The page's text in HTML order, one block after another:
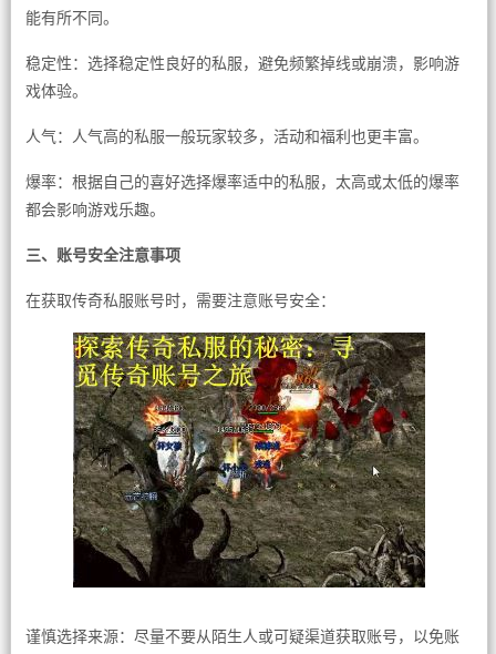
能有所不同。
稳定性：选择稳定性良好的私服，避免频繁掉线或崩溃，影响游
戏体验。
人气：人气高的私服一般玩家较多，活动和福利也更丰富。
爆率：根据自己的喜好选择爆率适中的私服，太高或太低的爆率
都会影响游戏乐趣。
三、账号安全注意事项
在获取传奇私服账号时，需要注意账号安全：
谨慎选择来源：尽量不要从陌生人或可疑渠道获取账号，以免账